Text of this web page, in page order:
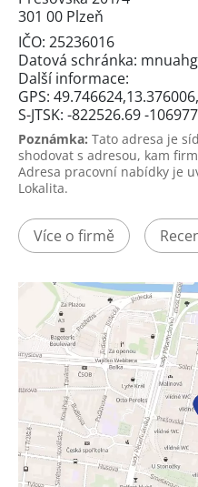
301 00 Plzeň
IČO: 25236016
Datová schránka:
Další informace:
GPS: 49.746624,13.376006,
S-JTSK: -822526.69 -
Poznámka: Tato adresa je
shodovat s adresou, kam
Adresa pracovní nabídky je
Lokalita.
Více o firmě